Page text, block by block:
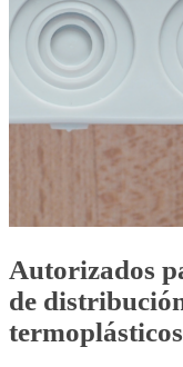
Autorizados
de
termoplásticos